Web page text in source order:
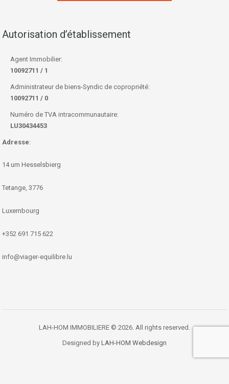
Autorisation d’établissement
Agent Immobilier:
10092711 / 1
Administrateur de biens-Syndic de copropriété:
10092711 / 0
Numéro de TVA intracommunautaire:
LU30434453
Adresse:
14 um Hesselsbierg
Tetange, 3776
Luxembourg
+352 691 715 622
info@viager-equilibre.lu
LAH-HOM IMMOBILIERE © 2026. All rights reserved.
Designed by LAH-HOM Webdesign